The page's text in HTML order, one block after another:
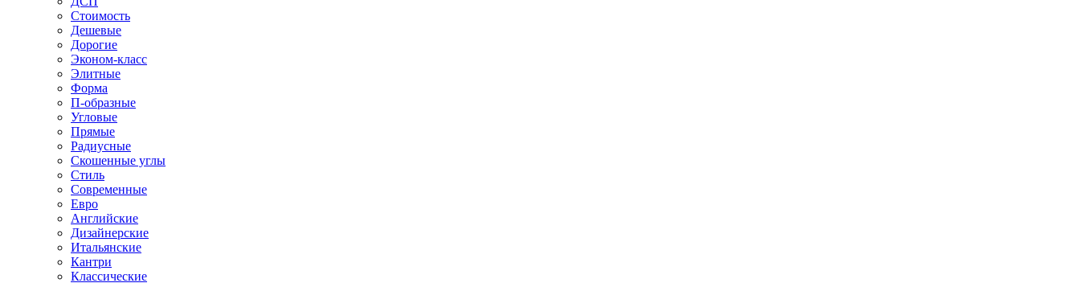
Стоимость
Дешевые
Дорогие
Эконом-класс
Элитные
Форма
П-образные
Угловые
Прямые
Радиусные
Скошенные углы
Стиль
Современные
Евро
Английские
Дизайнерские
Итальянские
Кантри
Классические